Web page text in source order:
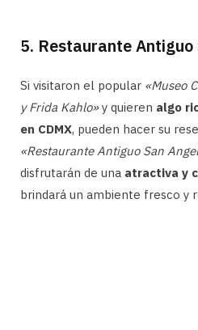
5. Restaurante Antiguo
Si visitaron el popular «Museo
y Frida Kahlo»y quieren algo
en CDMX, pueden hacer su
«Restaurante Antiguo San
disfrutarán de una atractiva y
brindará un ambiente fresco y